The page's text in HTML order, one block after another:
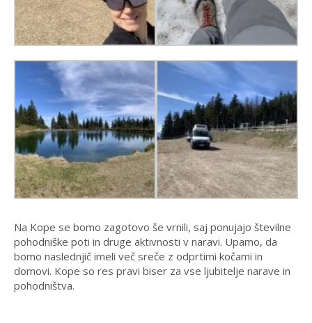
Na Kope se bomo zagotovo še vrnili, saj ponujajo številne
pohodniške poti in druge aktivnosti v naravi. Upamo, da
bomo naslednjič imeli več sreče z odprtimi kočami in
domovi. Kope so res pravi biser za vse ljubitelje narave in
pohodništva.